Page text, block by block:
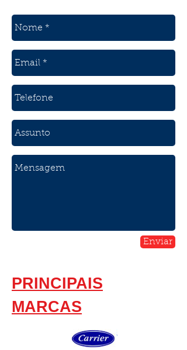
Enviar
PRINCIPAIS
MARCAS